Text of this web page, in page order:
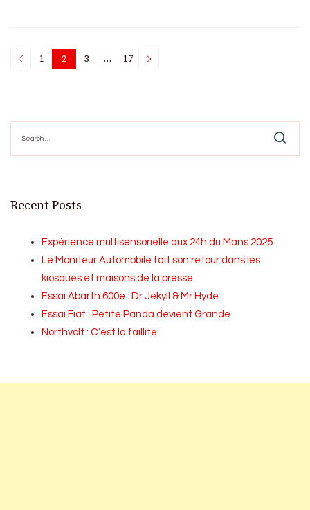
Posts
Page
1 Page
2 Page
3 … Page
17
for:
Recent Posts
Expérience multisensorielle aux 24h du Mans 2025
Le Moniteur Automobile fait son retour dans les
kiosques et maisons de la presse
Essai Abarth 600e : Dr Jekyll & Mr Hyde
Essai Fiat : Petite Panda devient Grande
Northvolt : C’est la faillite